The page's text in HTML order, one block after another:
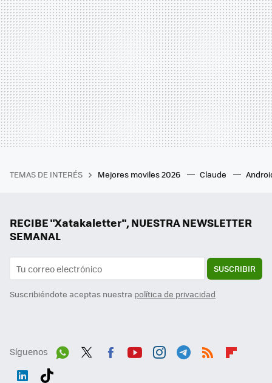
TEMAS DE INTERÉS Mejores moviles 2026 Claude
RECIBE "Xatakaletter", NUESTRA NEWSLETTER
SEMANAL
SUSCRIBIR
Suscribiéndote aceptas nuestra política de privacidad
Síguenos